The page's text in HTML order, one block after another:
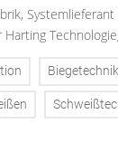
Biegetechnik